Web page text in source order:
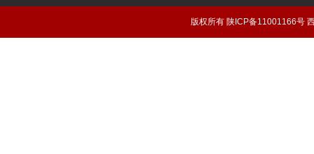
版权所有 陕ICP备11001166号